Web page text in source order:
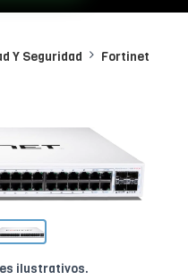
Y Seguridad Fortinet
ilustrativos.